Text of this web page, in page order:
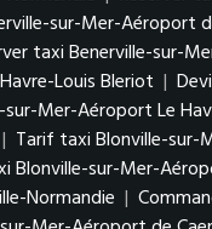
sur-Mer-Aéroport
taxi Benerville-sur-
Louis Bleriot |
sur-Mer-Aéroport Le
| Tarif taxi Blonville-sur-
Blonville-sur-Mer-
Normandie |